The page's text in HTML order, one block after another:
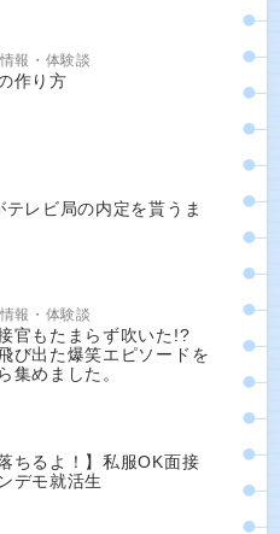
報・体験談
作り方
テレビ局の内定を貰うま
報・体験談
官もたまらず吹いた!?
び出た爆笑エピソードを
集めました。
ちるよ！】私服OK面接
デモ就活生